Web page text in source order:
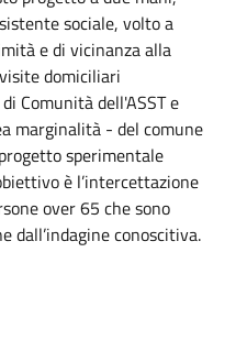
sociale, volto a
e di vicinanza alla
domiciliari
Comunità dell'ASST e
marginalità - del comune
sperimentale
è l’intercettazione
over 65 che sono
dall’indagine conoscitiva.